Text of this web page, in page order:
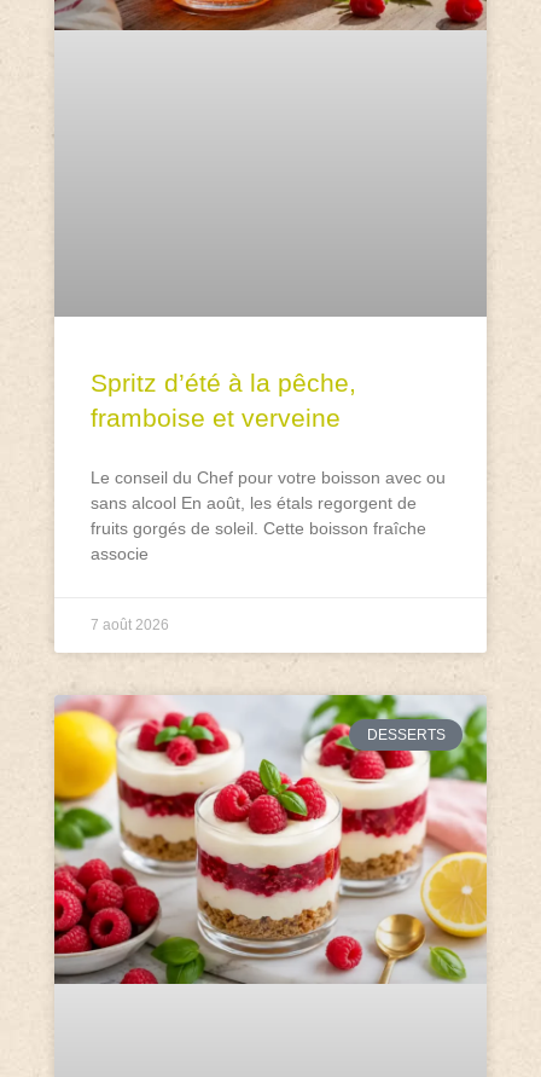
Spritz d’été à la pêche,
framboise et verveine
Le conseil du Chef pour votre boisson avec ou
sans alcool En août, les étals regorgent de
fruits gorgés de soleil. Cette boisson fraîche
associe
7 août 2026
DESSERTS